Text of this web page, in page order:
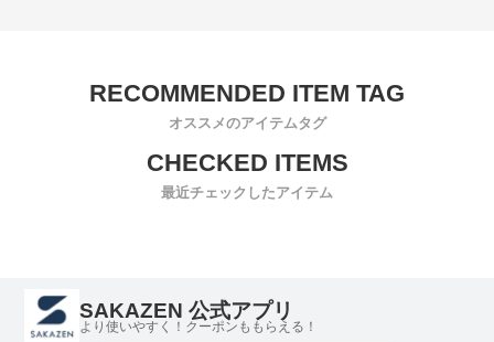
オススメのアイテムタグ
最近チェックしたアイテム
SAKAZEN 公式アプリ
より使いやすく！クーポンももらえる！